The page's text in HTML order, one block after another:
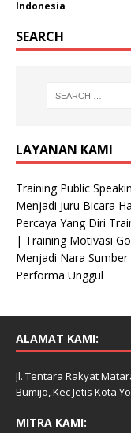
Indonesia
SEARCH
LAYANAN KAMI
Training Public
Menjadi Juru Bicara
Percaya Yang Diri
| Training Motivasi
Menjadi Nara
Performa Unggul
ALAMAT KAMI:
Jl. Tentara Rakyat
Bumijo, Kec Jetis Kota
MITRA KAMI: